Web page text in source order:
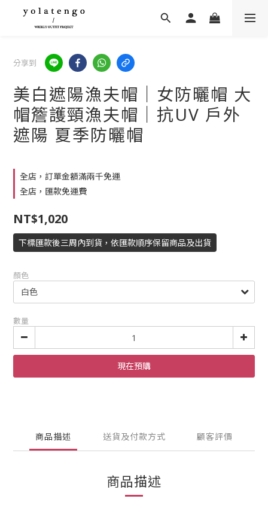
分享到
美白遮陽漁夫帽｜女防曬帽 大
帽簷護頸漁夫帽｜抗UV 戶外
遮陽 夏季防曬帽
全店，訂單金額滿兩千免運
全店，匯款免運費
NT$1,020
下標匯款後三周內到貨，依匯款順序保留商品及出貨
顏色
數量
現在預購
商品描述 送貨及付款方式 顧客評價
商品描述